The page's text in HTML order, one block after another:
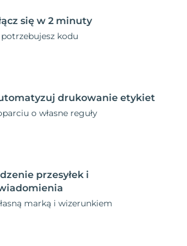
się w 2 minuty
potrzebujesz kodu
drukowanie etykiet
o własne reguły
przesyłek i
marką i wizerunkiem